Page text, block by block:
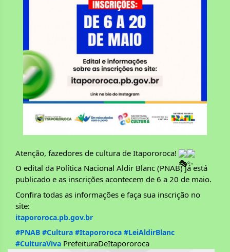
Atenção, fazedores de cultura de Itapororoca!
O edital da Política Nacional Aldir Blanc (PNAB) já está
publicado e as inscrições acontecem de 6 a 20 de maio.
Confira todas as informações e faça sua inscrição no
site:
itapororoca.pb.gov.br
#PNAB #Cultura #Itapororoca #LeiAldirBlanc
#CulturaViva PrefeituraDeItapororoca